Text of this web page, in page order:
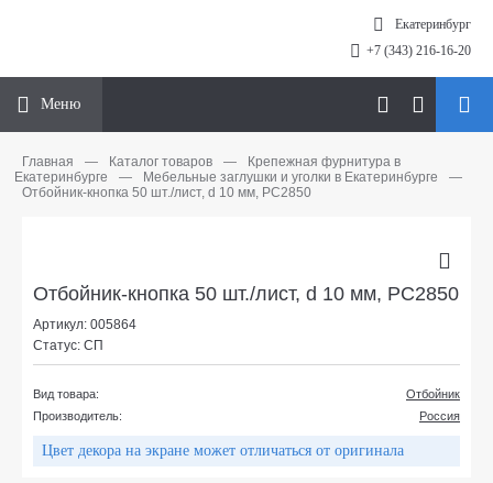
Екатеринбург
+7 (343) 216-16-20
Меню
Главная — Каталог товаров —
Крепежная фурнитура в
Екатеринбурге
— Мебельные заглушки и уголки в Екатеринбурге
—
Отбойник-кнопка 50 шт./лист, d 10 мм, PC2850
Отбойник-кнопка 50 шт./лист, d 10 мм, PC2850
Артикул: 005864
Статус: СП
Вид товара:
Отбойник
Производитель:
Россия
Цвет декора на экране может отличаться от оригинала